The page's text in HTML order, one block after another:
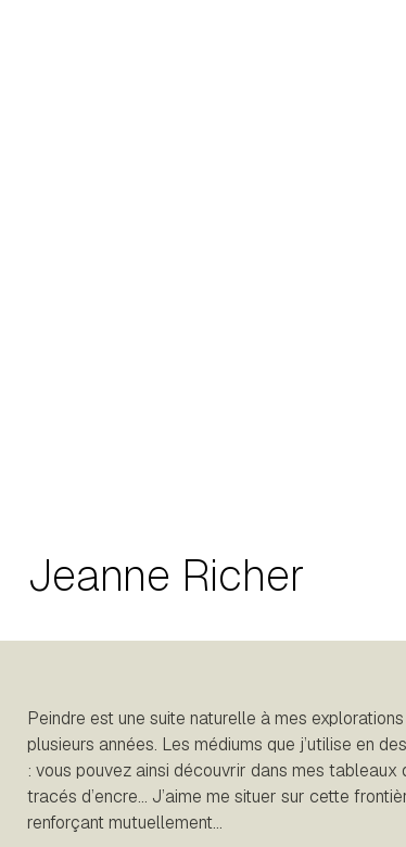
Jeanne Richer
Peindre est une suite naturelle à mes
plusieurs années. Les médiums que j’utilise en
: vous pouvez ainsi découvrir dans mes
tracés d’encre… J’aime me situer sur cette
renforçant mutuellement…